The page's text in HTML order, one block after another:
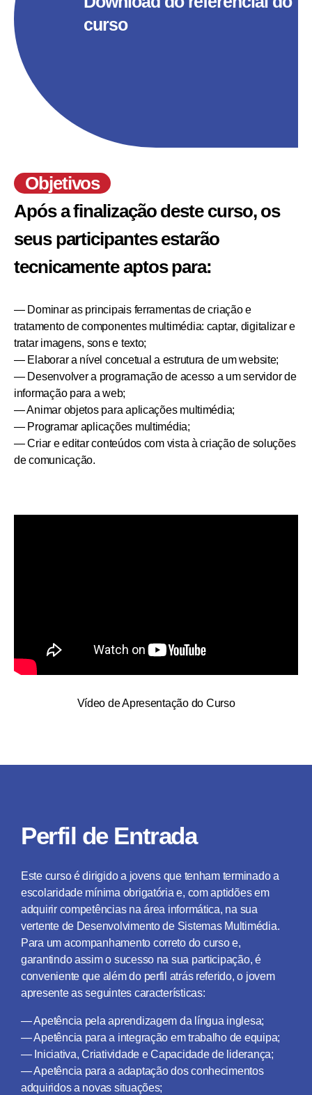
curso
Objetivos
Após a finalização deste curso, os
seus participantes estarão
tecnicamente aptos para:
— Dominar as principais ferramentas de criação e
tratamento de componentes multimédia: captar, digitalizar e
tratar imagens, sons e texto;
— Elaborar a nível concetual a estrutura de um website;
— Desenvolver a programação de acesso a um servidor de
informação para a web;
— Animar objetos para aplicações multimédia;
— Programar aplicações multimédia;
— Criar e editar conteúdos com vista à criação de soluções
de comunicação.
Vídeo de Apresentação do Curso
Perfil de Entrada
Este curso é dirigido a jovens que tenham terminado a
escolaridade mínima obrigatória e, com aptidões em
adquirir competências na área informática, na sua
vertente de Desenvolvimento de Sistemas Multimédia.
Para um acompanhamento correto do curso e,
garantindo assim o sucesso na sua participação, é
conveniente que além do perfil atrás referido, o jovem
apresente as seguintes características:
— Apetência pela aprendizagem da língua inglesa;
— Apetência para a integração em trabalho de equipa;
— Iniciativa, Criatividade e Capacidade de liderança;
— Apetência para a adaptação dos conhecimentos
adquiridos a novas situações;